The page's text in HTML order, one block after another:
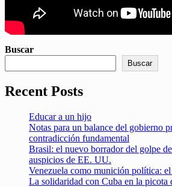
Buscar
Buscar
Recent Posts
Educar a un hijo
Notas para un balance del gobierno
contradicción fundamental
Brasil: el nuevo borrador del golpe
auspicios de EE. UU.
Venezuela como munición política:
La solidaridad con Cuba en la picota